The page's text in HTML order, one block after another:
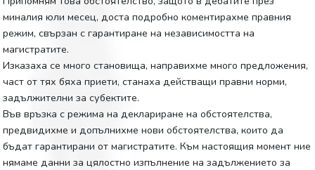
миналия юли месец, доста подробно коментирахме правния
режим, свързан с гарантиране на независимостта на
магистратите.
Изказаха се много становища, направихме много предложения,
част от тях бяха приети, станаха действащи правни норми,
задължителни за субектите.
Във връзка с режима на деклариране на обстоятелства,
предвидихме и допълнихме нови обстоятелства, които да
бъдат гарантирани от магистратите. Към настоящия момент ние
нямаме данни за цялостно изпълнение на задължението за